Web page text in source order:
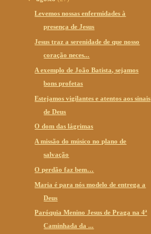
Levemos nossas enfermidades à
presença de Jesus
Jesus traz a serenidade de que nosso
coração neces...
A exemplo de João Batista, sejamos
bons profetas
Estejamos vigilantes e atentos aos sinais
de Deus
O dom das lágrimas
A missão do músico no plano de
salvação
O perdão faz bem…
Maria é para nós modelo de entrega a
Deus
Paróquia Menino Jesus de Praga na 4ª
Caminhada da ...